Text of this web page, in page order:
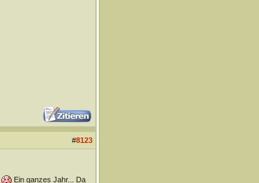
#8123
Ein ganzes Jahr... Da